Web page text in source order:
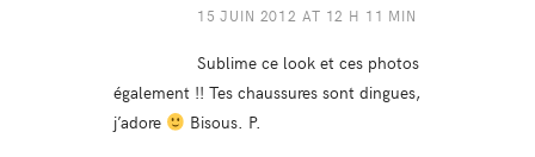
15 JUIN 2012 AT 12 H 11 MIN
Sublime ce look et ces photos
également !! Tes chaussures sont dingues,
j’adore
Bisous. P.